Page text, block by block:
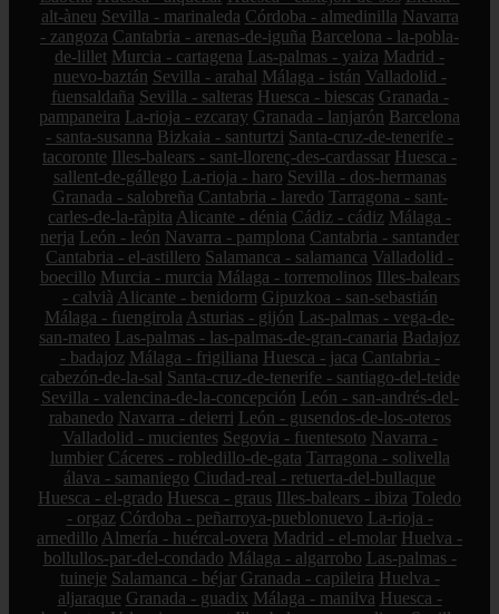
alt-àneu Sevilla - marinaleda Córdoba - almedinilla Navarra
- zangoza Cantabria - arenas-de-iguña Barcelona - la-pobla-
de-lillet Murcia - cartagena Las-palmas - yaiza Madrid -
nuevo-baztán Sevilla - arahal Málaga - istán Valladolid -
fuensaldaña Sevilla - salteras Huesca - biescas Granada -
pampaneira La-rioja - ezcaray Granada - lanjarón Barcelona
- santa-susanna Bizkaia - santurtzi Santa-cruz-de-tenerife -
tacoronte Illes-balears - sant-llorenç-des-cardassar Huesca -
sallent-de-gállego La-rioja - haro Sevilla - dos-hermanas
Granada - salobreña Cantabria - laredo Tarragona - sant-
carles-de-la-ràpita Alicante - dénia Cádiz - cádiz Málaga -
nerja León - león Navarra - pamplona Cantabria - santander
Cantabria - el-astillero Salamanca - salamanca Valladolid -
boecillo Murcia - murcia Málaga - torremolinos Illes-balears
- calvià Alicante - benidorm Gipuzkoa - san-sebastián
Málaga - fuengirola Asturias - gijón Las-palmas - vega-de-
san-mateo Las-palmas - las-palmas-de-gran-canaria Badajoz
- badajoz Málaga - frigiliana Huesca - jaca Cantabria -
cabezón-de-la-sal Santa-cruz-de-tenerife - santiago-del-teide
Sevilla - valencina-de-la-concepción León - san-andrés-del-
rabanedo Navarra - deierri León - gusendos-de-los-oteros
Valladolid - mucientes Segovia - fuentesoto Navarra -
lumbier Cáceres - robledillo-de-gata Tarragona - solivella
álava - samaniego Ciudad-real - retuerta-del-bullaque
Huesca - el-grado Huesca - graus Illes-balears - ibiza Toledo
- orgaz Córdoba - peñarroya-pueblonuevo La-rioja -
arnedillo Almería - huércal-overa Madrid - el-molar Huelva -
bollullos-par-del-condado Málaga - algarrobo Las-palmas -
tuineje Salamanca - béjar Granada - capileira Huelva -
aljaraque Granada - guadix Málaga - manilva Huesca -